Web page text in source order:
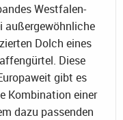
Westfalen-
außergewöhnliche
Dolch eines
Diese
gibt es
Kombination einer
dazu passenden